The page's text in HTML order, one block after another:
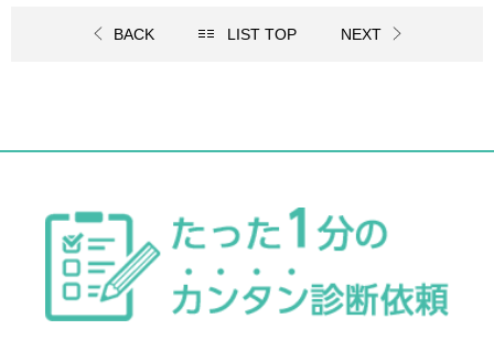
BACK LIST TOP NEXT